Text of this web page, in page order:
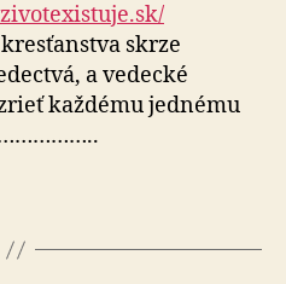
skrze
a vedecké
každému jednému